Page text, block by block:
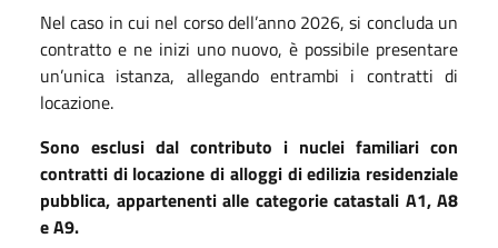
Nel caso in cui nel corso dell’anno 2026, si concluda un
contratto e ne inizi uno nuovo, è possibile presentare
un’unica istanza, allegando entrambi i contratti di
locazione.
Sono esclusi dal contributo i nuclei familiari con
contratti di locazione di alloggi di edilizia residenziale
pubblica, appartenenti alle categorie catastali A1, A8
e A9.